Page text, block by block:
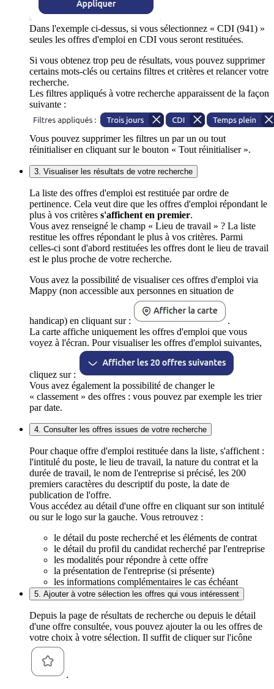
Dans l'exemple ci-dessus, si vous sélectionnez « CDI (941) »
seules les offres d'emploi en CDI vous seront restituées.
Si vous obtenez trop peu de résultats, vous pouvez supprimer
certains mots-clés ou certains filtres et critères et relancer votre
recherche.
Les filtres appliqués à votre recherche apparaissent de la façon
suivante :
Vous pouvez supprimer les filtres un par un ou tout
réinitialiser en cliquant sur le bouton « Tout réinitialiser ».
3. Visualiser les résultats de votre recherche
La liste des offres d'emploi est restituée par ordre de
pertinence. Cela veut dire que les offres d'emploi répondant le
plus à vos critères s'affichent en premier.
Vous avez renseigné le champ « Lieu de travail » ? La liste
restitue les offres répondant le plus à vos critères. Parmi
celles-ci sont d'abord restituées les offres dont le lieu de travail
est le plus proche de votre recherche.
Vous avez la possibilité de visualiser ces offres d'emploi via
Mappy (non accessible aux personnes en situation de
handicap) en cliquant sur :
.
La carte affiche uniquement les offres d'emploi que vous
voyez à l'écran. Pour visualiser les offres d'emploi suivantes,
cliquez sur :
Vous avez également la possibilité de changer le
« classement » des offres : vous pouvez par exemple les trier
par date.
4. Consulter les offres issues de votre recherche
Pour chaque offre d'emploi restituée dans la liste, s'affichent :
l'intitulé du poste, le lieu de travail, la nature du contrat et la
durée de travail, le nom de l'entreprise si précisé, les 200
premiers caractères du descriptif du poste, la date de
publication de l'offre.
Vous accédez au détail d'une offre en cliquant sur son intitulé
ou sur le logo sur la gauche. Vous retrouvez :
le détail du poste recherché et les éléments de contrat
le détail du profil du candidat recherché par l'entreprise
les modalités pour répondre à cette offre
la présentation de l'entreprise (si présente)
les informations complémentaires le cas échéant
5. Ajouter à votre sélection les offres qui vous intéressent
Depuis la page de résultats de recherche ou depuis le détail
d'une offre consultée, vous pouvez ajouter la ou les offres de
votre choix à votre sélection. Il suffit de cliquer sur l'icône
.